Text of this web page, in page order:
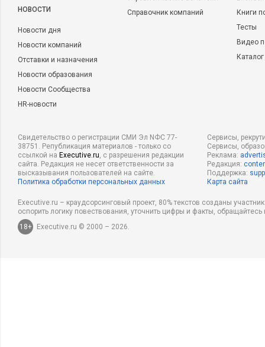
НОВОСТИ
Новости дня
Новости компаний
Отставки и назначения
Новости образования
Новости Сообщества
HR-новости
Справочник компаний
Книги
Тесты
Видео
Свидетельство о регистрации СМИ Эл NФС 77-
38751. Републикация материалов - только со
ссылкой на Executive.ru, с разрешения редакции
сайта. Редакция не несет ответственности за
высказывания пользователей на сайте.
Политика обработки персональных данных
Сервисы,
Сервисы,
Реклама:
Редакция:
Поддержка:
Карта сайта
Executive.ru – краудсорсинговый проект, 80% текстов созданы
оспорить логику повествования, уточнить цифры и факты,
18+
Executive.ru © 2000 – 2026.